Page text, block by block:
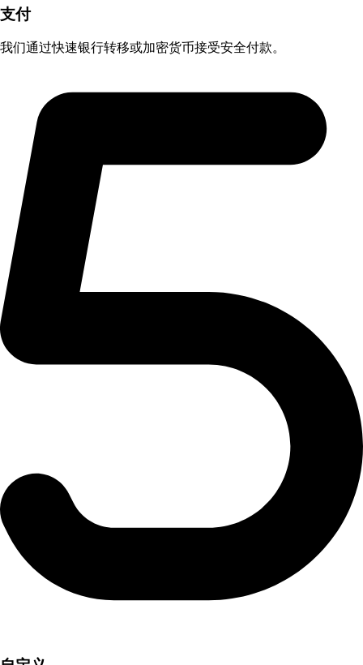
支付
我们通过快速银行转移或加密货币接受安全付款。